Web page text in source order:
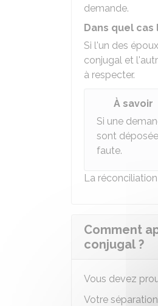
demande.
Dans quel cas
Si l'un des
conjugal et
à respecter.
À savoir
Si une
sont
faute.
La
Comment
conjugal ?
Vous devez
Votre